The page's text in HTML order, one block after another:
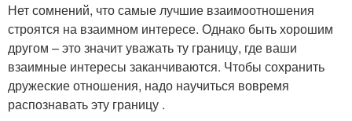
Нет сомнений, что самые лучшие взаимоотношения
строятся на взаимном интересе. Однако быть хорошим
другом – это значит уважать ту границу, где ваши
взаимные интересы заканчиваются. Чтобы сохранить
дружеские отношения, надо научиться вовремя
распознавать эту границу .